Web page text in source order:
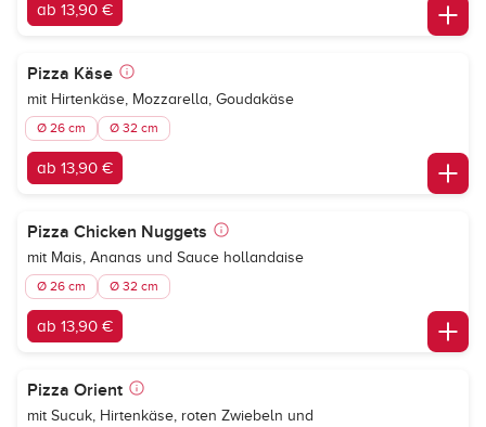
ab 13,90 €
Pizza Käse
mit Hirtenkäse, Mozzarella, Goudakäse
Ø 26 cm Ø 32 cm
ab 13,90 €
Pizza Chicken Nuggets
mit Mais, Ananas und Sauce hollandaise
Ø 26 cm Ø 32 cm
ab 13,90 €
Pizza Orient
mit Sucuk, Hirtenkäse, roten Zwiebeln und